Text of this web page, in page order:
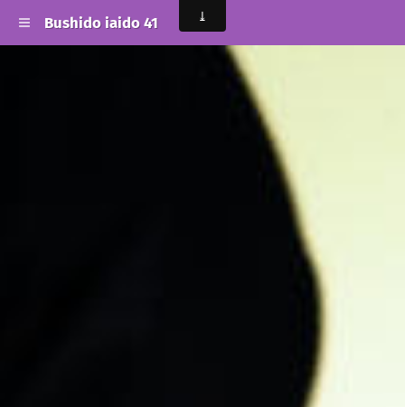
Bushido iaido 41